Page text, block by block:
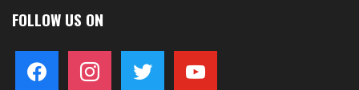
FOLLOW US ON
facebook instagram twitter youtube